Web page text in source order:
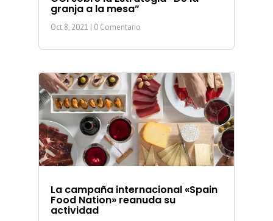
granja a la mesa”
Oct 8, 2021 | 0 Comentario
La campaña internacional «Spain
Food Nation» reanuda su
actividad